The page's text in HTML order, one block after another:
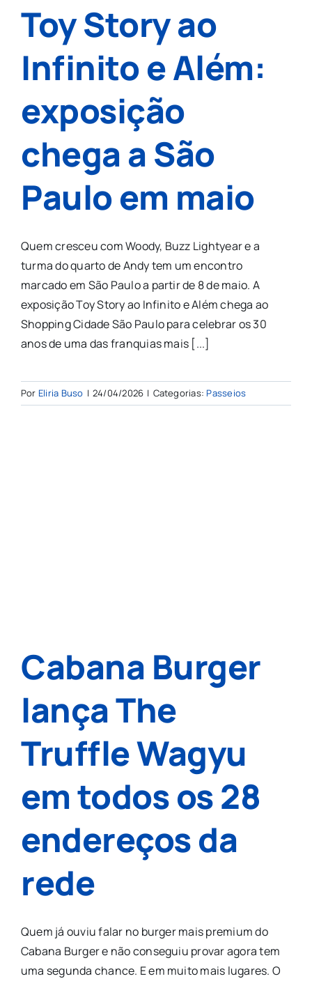
Toy Story ao
Infinito e Além:
exposição
chega a São
Paulo em maio
Quem cresceu com Woody, Buzz Lightyear e a
turma do quarto de Andy tem um encontro
marcado em São Paulo a partir de 8 de maio. A
exposição Toy Story ao Infinito e Além chega ao
Shopping Cidade São Paulo para celebrar os 30
anos de uma das franquias mais [...]
Por Eliria Buso | 24/04/2026 | Categorias:Passeios
Cabana Burger
lança The
Truffle Wagyu
em todos os 28
endereços da
rede
Quem já ouviu falar no burger mais premium do
Cabana Burger e não conseguiu provar agora tem
uma segunda chance. E em muito mais lugares. O